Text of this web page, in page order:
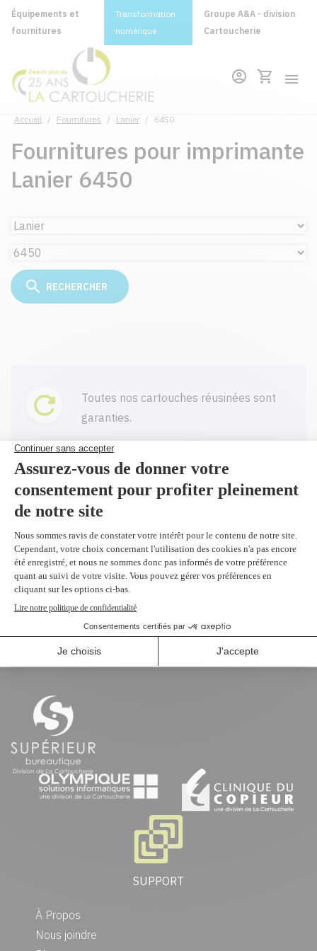
Équipements et
fournitures
Transformation
numérique
Groupe A&A - division
Cartoucherie
Accueil / Fournitures / Lanier / 6450
Fournitures pour imprimante
Lanier 6450
Toutes nos cartouches réusinées sont
garanties.
Livraison gratuite sur tout achat de
100$ CAD et plus avant taxes.
Profitez d'un rabais à l'achat de 2
produits identiques et plus.
SUPPORT
À Propos
Nous joindre